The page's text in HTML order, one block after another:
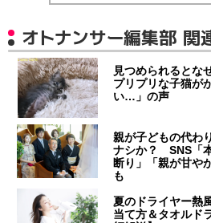
オトナンサー編集部 関
見つめられるとな
プリプリな子猫が
い…」の声
親が子どもの代わ
ナシか？ SNS「
断り」「親が甘や
も
夏のドライヤー熱
当て方＆タオルド